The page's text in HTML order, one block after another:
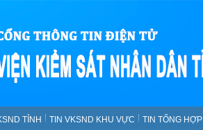
TỈNH TIN VKSND KHU VỰC TIN TỔNG